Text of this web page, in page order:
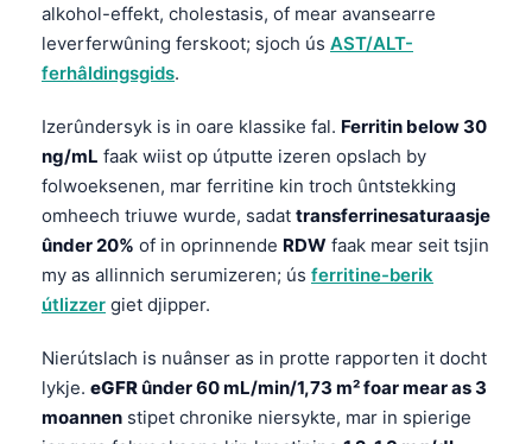
alkohol-effekt, cholestasis, of mear avansearre
leverferwûning ferskoot; sjoch ús AST/ALT-
ferhâldingsgids.
Izerûndersyk is in oare klassike fal. Ferritin below 30
ng/mL faak wiist op útputte izeren opslach by
folwoeksenen, mar ferritine kin troch ûntstekking
omheech triuwe wurde, sadat transferrinesaturaasje
ûnder 20% of in oprinnende RDW faak mear seit tsjin
my as allinnich serumizeren; ús ferritine-berik
útlizzer giet djipper.
Nierútslach is nuânser as in protte rapporten it docht
lykje. eGFRûnder 60 mL/min/1,73 m² foar mear as 3
moannen stipet chronike niersykte, mar in spierige
Bosanski
Azərbaycan dili
日本語
Čeština
ქართული
Русский
Lietuvių kalba
한국어
Slovenščina